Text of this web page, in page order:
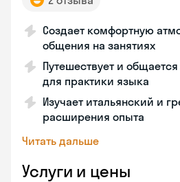
Создает комфортную
общения на занятиях
Путешествует и
для практики языка
Изучает итальянский и
расширения опыта
Читать дальше
Услуги и цены